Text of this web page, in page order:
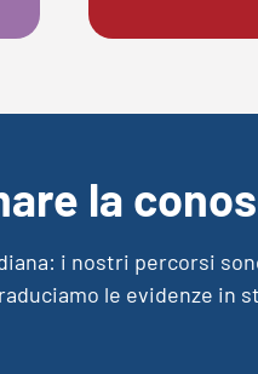
la
i nostri percorsi
le evidenze in